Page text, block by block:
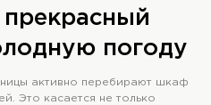
прекрасный
погоду
активно перебирают шкаф
Это касается не только